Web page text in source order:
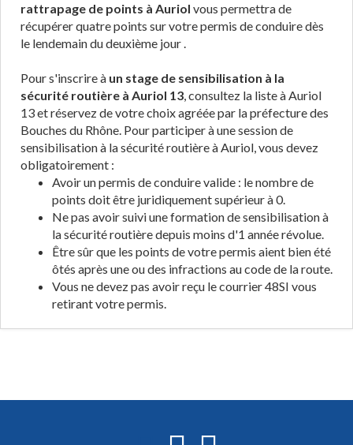
rattrapage de points à Auriol vous permettra de
récupérer quatre points sur votre permis de conduire dès
le lendemain du deuxième jour .
Pour s'inscrire à un stage de sensibilisation à la
sécurité routière à Auriol 13, consultez la liste à Auriol
13 et réservez de votre choix agréée par la préfecture des
Bouches du Rhône. Pour participer à une session de
sensibilisation à la sécurité routière à Auriol, vous devez
obligatoirement :
Avoir un permis de conduire valide : le nombre de
points doit être juridiquement supérieur à 0.
Ne pas avoir suivi une formation de sensibilisation à
la sécurité routière depuis moins d'1 année révolue.
Être sûr que les points de votre permis aient bien été
ôtés après une ou des infractions au code de la route.
Vous ne devez pas avoir reçu le courrier 48SI vous
retirant votre permis.